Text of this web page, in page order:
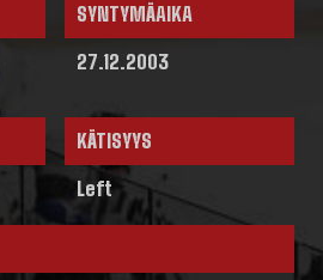
SYNTYMÄAIKA
27.12.2003
KÄTISYYS
Left